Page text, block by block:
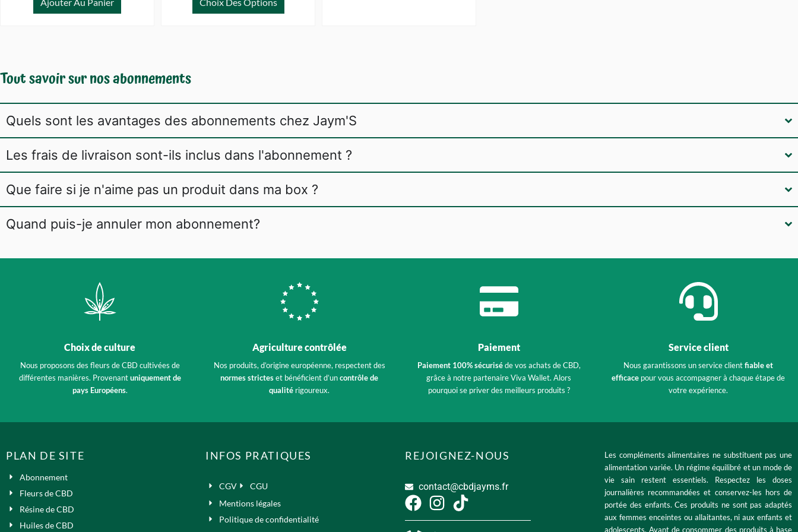
Tout savoir sur nos abonnements
Quels sont les avantages des abonnements chez Jaym'S
Les frais de livraison sont-ils inclus dans l'abonnement ?
Que faire si je n'aime pas un produit dans ma box ?
Quand puis-je annuler mon abonnement?
Choix de culture
Nous proposons des fleurs de CBD cultivées de
différentes manières. Provenantuniquement de
pays Européens.
Agriculture contrôlée
Nos produits, d’origine européenne, respectent des
normes stricteset bénéficient d’uncontrôle de
qualité rigoureux.
Paiement
Paiement 100% sécuriséde vos achats de CBD,
grâce à notre partenaire Viva Wallet. Alors
pourquoi se priver des meilleurs produits ?
Service client
Nous garantissons un service clientfiable et
efficace pour vous accompagner à chaque étape de
votre expérience.
PLAN DE SITE
Abonnement
Fleurs de CBD
Résine de CBD
Huiles de CBD
INFOS PRATIQUES
CGV
CGU
Mentions légales
Politique de confidentialité
REJOIGNEZ-NOUS
contact@cbdjayms.fr
Les compléments alimentaires ne substituent pas une
alimentation variée. Un régime équilibré et un mode de
vie sain restent essentiels. Respectez les doses
journalières recommandées et conservez-les hors de
portée des enfants. Ces produits ne sont pas adaptés
aux femmes enceintes ou allaitantes, ni aux enfants et
adolescents. Avant de consommer des produits à base